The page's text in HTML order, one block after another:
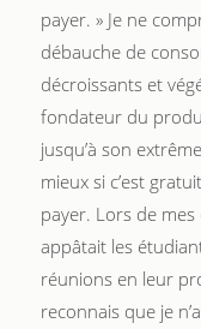
payer. » Je ne
débauche de
décroissants et
fondateur du
jusqu’à son
mieux si c’est
payer. Lors de
appâtait les
réunions en leur
reconnais que je